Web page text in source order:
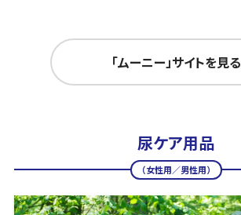
「ムーニー」サイトを見る
尿ケア用品
（女性用／男性用）